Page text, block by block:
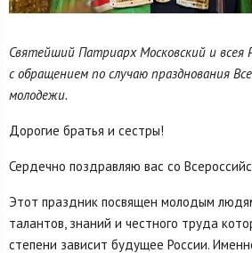
Святейший Патриарх Московский и всея
с обращением по случаю празднования
молодежи.
Дорогие братья и сестры!
Сердечно поздравляю вас со
Этот праздник посвящен молодым
талантов, знаний и честного труда
степени зависит будущее России.